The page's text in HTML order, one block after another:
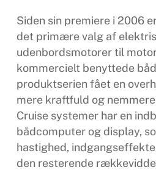
Siden sin premiere i 2006
det primære valg af
udenbordsmotorer til
kommercielt benyttede
produktserien fået en
mere kraftfuld og
Cruise systemer har en
bådcomputer og display,
hastighed,
den resterende